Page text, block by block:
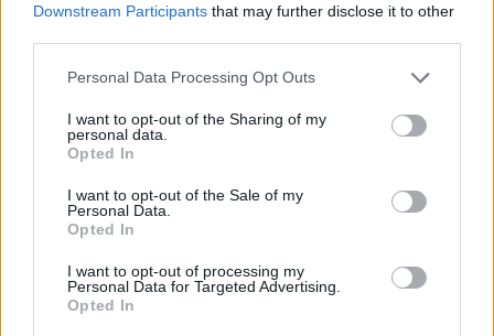
Downstream Participants that may further disclose it to other
Personal Data Processing Opt Outs
I want to opt-out of the Sharing of my
personal data.
Opted In
I want to opt-out of the Sale of my
Personal Data.
Opted In
I want to opt-out of processing my
Personal Data for Targeted Advertising.
Opted In
Prossime partite Cagliari
Cagliari
Cagliari
Atalanta